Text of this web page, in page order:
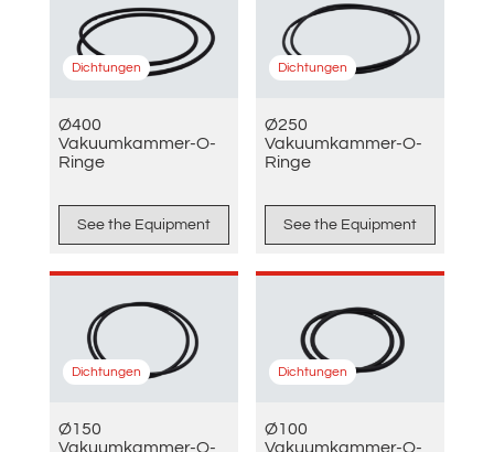
Dichtungen
Ø400
Vakuumkammer-O-
Ringe
See the Equipment
Dichtungen
Ø250
Vakuumkammer-O-
Ringe
See the Equipment
Dichtungen
Ø150
Vakuumkammer-O-
Dichtungen
Ø100
Vakuumkammer-O-